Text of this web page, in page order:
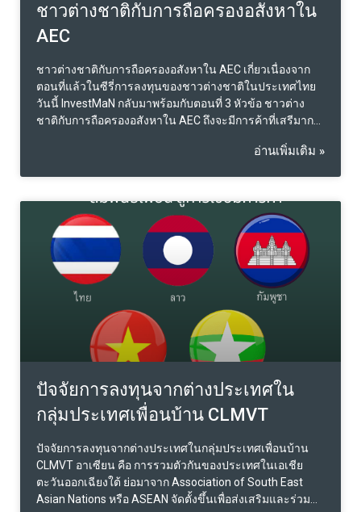
ต่อกับโครงการรถไฟฟ้าสายสีส้มท
ชาวต่างชาติกับการถือครองอสังหาใน
AEC
ชาวต่างชาติกับการถือครองอสังหาใน AEC เกี่ยวเนื่องจาก
ตอนที่แล้วในซีรี่การลงทุนของชาวต่างชาติในประเทศไทย
วันนี้ InvestMaN กลับมาพร้อมกับตอนที่ 3 หัวข้อ ชาวต่าง
ชาติกับการถือครองอสังหาใน AEC ถึงจะมีการค้าที่เสรีมาก
ต่างกันออกไปโดยเฉพาะสำหรับชาวต่างชาติที่ประสงค์จะ
ของชาวต่างชาติใน AEC เรามาเปรียบเทียบว่าแต่ละ
ประเทศจะมีสิทธิในการถือครองกรรมสิทธิ์กันแบบไหนบ้าง
ประเทศไทย คอนโดมิเนี่ยม : สามารถซื้อได้ภายในโควต้า
ของพื้นที่ไม่เกิน 49% ของพื้นที่ขายทั้งอาคารเท่านั้น และมี
สิทธิเช่าได้ อาคาร : สำหรับตึกนั้นสามารถเป็นเจ้าของได้แต่
กรรมสิทธิ์ตึกจะแยกโฉนดกับที่ดิน ที่ดิน : จะมีแค่สิทธิเช่าได้
เท่านั้น แต่จะได้สิทธิเป็นระยะเวลา 30 ปี ประเทศสิงคโปร์
คอนโดมิเนี่ยม : สามารถซื้อได้ตามปกติแต่จะมีข้อห้ามว่า
ห้ามซื้อคอนที่เป็นของการเคหะสิงคโปร์ และมีสิทธิเช่าได้
อาคาร : สำหรับตึกนั้นสามารถซื้อได้แต่จะต้องมีการขอ
อ่านเพิ่มเติม »
ปัจจัยการลงทุนจากต่างประเทศใน
กลุ่มประเทศเพื่อนบ้าน CLMVT
ปัจจัยการลงทุนจากต่างประเทศในกลุ่มประเทศเพื่อนบ้าน
CLMVT อาเซียน คือ การรวมตัวกันของประเทศในเอเชีย
ตะวันออกเฉียงใต้ ย่อมาจาก Association of South East
Asian Nations หรือ ASEAN จัดตั้งขึ้นเพื่อส่งเสริมและร่วมมือ